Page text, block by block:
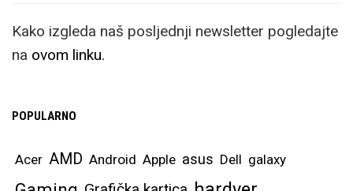
Kako izgleda naš posljednji newsletter pogledajte
na ovom linku.
POPULARNO
Acer AMD Android Apple asus Dell galaxy